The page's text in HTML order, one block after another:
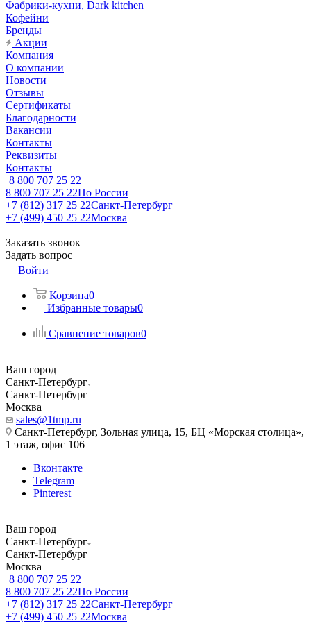
Фабрики-кухни, Dark kitchen
Кофейни
Бренды
Акции
Компания
О компании
Новости
Отзывы
Сертификаты
Благодарности
Вакансии
Контакты
Реквизиты
Контакты
8 800 707 25 22
8 800 707 25 22По России
+7 (812) 317 25 22Санкт-Петербург
+7 (499) 450 25 22Москва
Заказать звонок
Задать вопрос
Войти
Корзина0
Избранные товары0
Сравнение товаров0
Ваш город
Санкт-Петербург
Санкт-Петербург
Москва
sales@1tmp.ru
Санкт-Петербург, Зольная улица, 15, БЦ «Морская столица»,
1 этаж, офис 106
Вконтакте
Telegram
Pinterest
Ваш город
Санкт-Петербург
Санкт-Петербург
Москва
8 800 707 25 22
8 800 707 25 22По России
+7 (812) 317 25 22Санкт-Петербург
+7 (499) 450 25 22Москва